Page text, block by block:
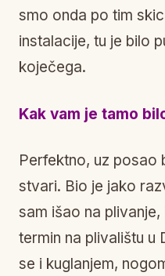
smo onda po tim
instalacije, tu je bilo
koječega.
Kak vam je tamo
Perfektno, uz posao
stvari. Bio je jako
sam išao na
termin na plivalištu u
se i kuglanjem,